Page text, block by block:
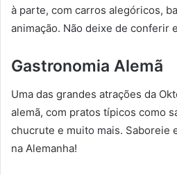
à parte, com carros alegóricos,
animação. Não deixe de conferir
Gastronomia Alemã
Uma das grandes atrações da
alemã, com pratos típicos como
chucrute e muito mais. Saboreie
na Alemanha!